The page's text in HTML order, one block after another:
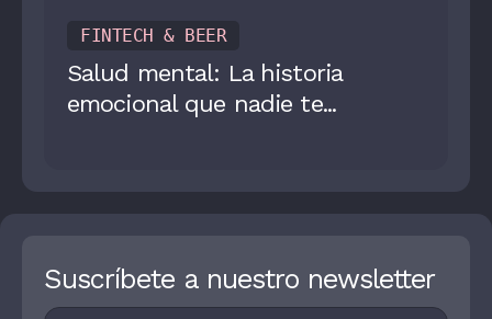
FINTECH & BEER
Salud mental: La historia
emocional que nadie te...
Suscríbete a nuestro newsletter
I